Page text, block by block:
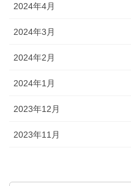
2024年4月
2024年3月
2024年2月
2024年1月
2023年12月
2023年11月